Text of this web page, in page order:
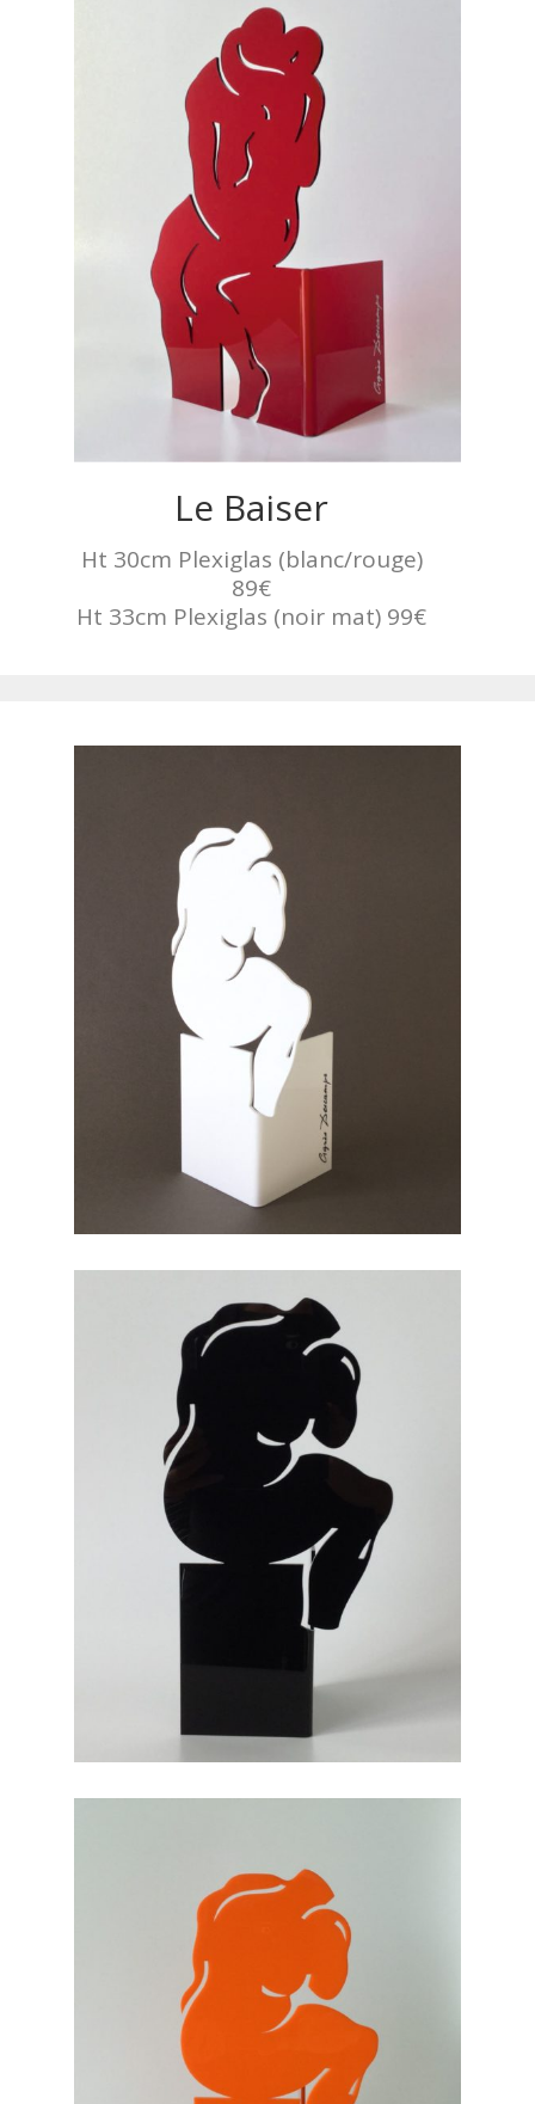
Le Baiser
Ht 30cm Plexiglas (blanc/rouge)
89€
Ht 33cm Plexiglas (noir mat) 99€